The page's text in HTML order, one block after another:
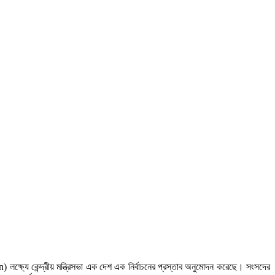
কেন্দ্রীয় মন্ত্রিসভা এক দেশ এক নির্বাচনের প্রস্তাব অনুমোদন করেছে। সংসদের